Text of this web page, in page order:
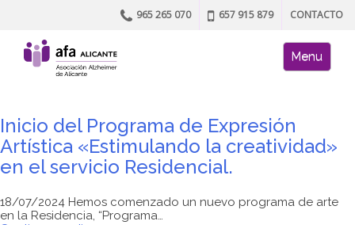
965 265 070 657 915 879 CONTACTO
AFA site
Skip to content
Menu
Inicio del Programa de Expresión
Artística «Estimulando la creatividad»
en el servicio Residencial.
18/07/2024 Hemos comenzado un nuevo programa de arte
en la Residencia, “Programa…